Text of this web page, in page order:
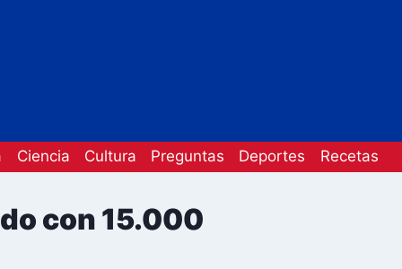
Ciencia Cultura Preguntas Deportes Recetas
con 15.000